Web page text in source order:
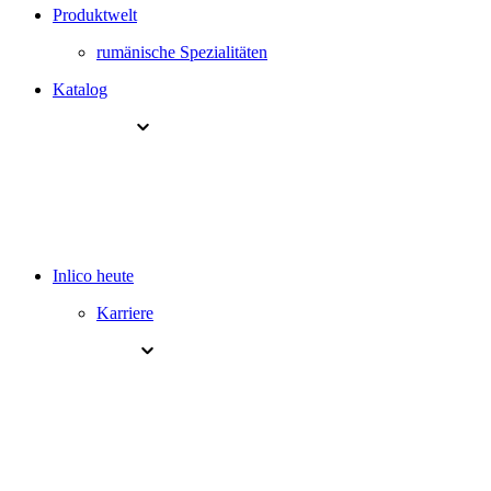
Produktwelt
rumänische Spezialitäten
Katalog
Inlico heute
Karriere